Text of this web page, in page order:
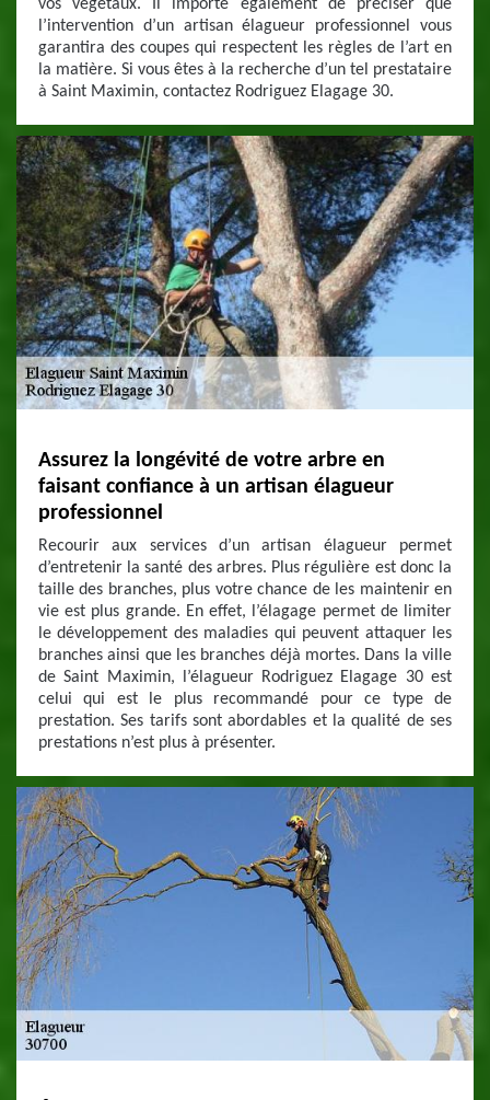
vos végétaux. Il importe également de préciser que
l’intervention d’un artisan élagueur professionnel vous
garantira des coupes qui respectent les règles de l’art en
la matière. Si vous êtes à la recherche d’un tel prestataire
à Saint Maximin, contactez Rodriguez Elagage 30.
Assurez la longévité de votre arbre en
faisant confiance à un artisan élagueur
professionnel
Recourir aux services d’un artisan élagueur permet
d’entretenir la santé des arbres. Plus régulière est donc la
taille des branches, plus votre chance de les maintenir en
vie est plus grande. En effet, l’élagage permet de limiter
le développement des maladies qui peuvent attaquer les
branches ainsi que les branches déjà mortes. Dans la ville
de Saint Maximin, l’élagueur Rodriguez Elagage 30 est
celui qui est le plus recommandé pour ce type de
prestation. Ses tarifs sont abordables et la qualité de ses
prestations n’est plus à présenter.